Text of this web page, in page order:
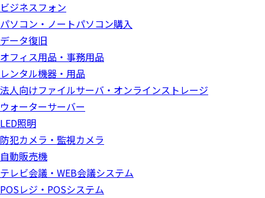
ビジネスフォン
パソコン・ノートパソコン購入
データ復旧
オフィス用品・事務用品
レンタル機器・用品
法人向けファイルサーバ・オンラインストレージ
ウォーターサーバー
LED照明
防犯カメラ・監視カメラ
自動販売機
テレビ会議・WEB会議システム
POSレジ・POSシステム